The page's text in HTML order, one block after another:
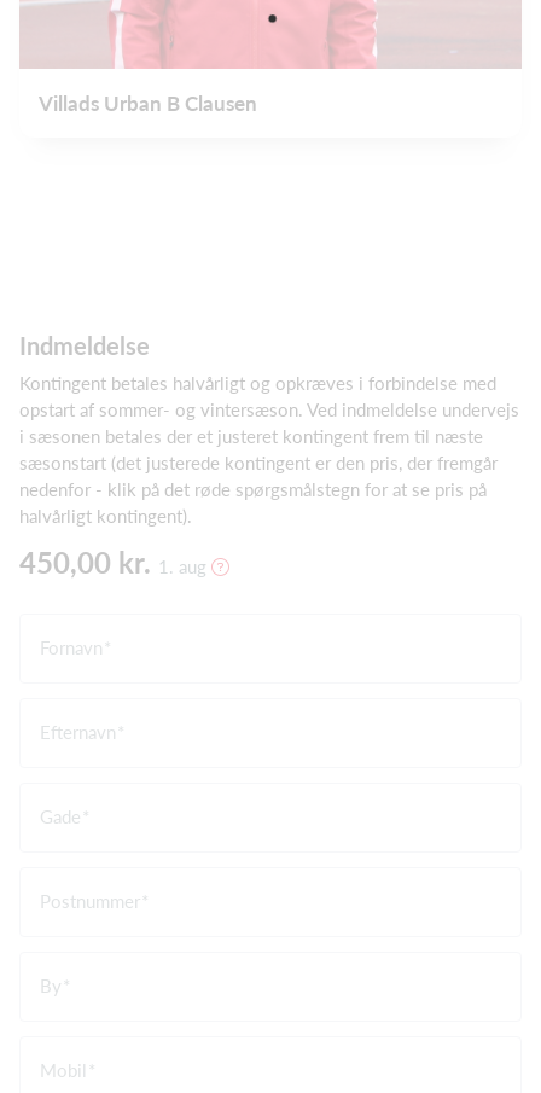
Villads Urban B Clausen
Indmeldelse
Kontingent betales halvårligt og opkræves i forbindelse med
opstart af sommer- og vintersæson. Ved indmeldelse undervejs
i sæsonen betales der et justeret kontingent frem til næste
sæsonstart (det justerede kontingent er den pris, der fremgår
nedenfor - klik på det røde spørgsmålstegn for at se pris på
halvårligt kontingent).
450,00 kr. 1. aug
Fornavn
Efternavn
Gade
Postnummer
By
Mobil